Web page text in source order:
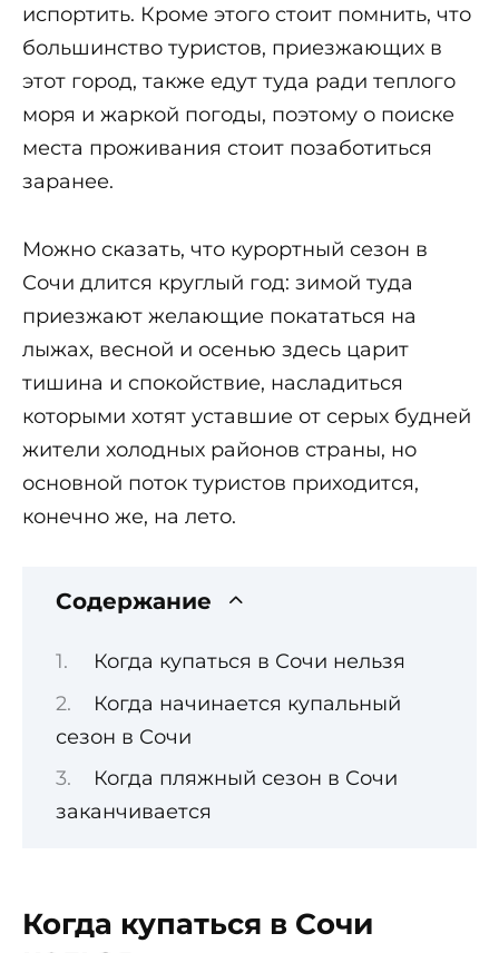
испортить. Кроме этого стоит помнить, что
большинство туристов, приезжающих в
этот город, также едут туда ради теплого
моря и жаркой погоды, поэтому о поиске
места проживания стоит позаботиться
заранее.
Можно сказать, что курортный сезон в
Сочи длится круглый год: зимой туда
приезжают желающие покататься на
лыжах, весной и осенью здесь царит
тишина и спокойствие, насладиться
которыми хотят уставшие от серых будней
жители холодных районов страны, но
основной поток туристов приходится,
конечно же, на лето.
Содержание
Когда купаться в Сочи нельзя
Когда начинается купальный
сезон в Сочи
Когда пляжный сезон в Сочи
заканчивается
Когда купаться в Сочи